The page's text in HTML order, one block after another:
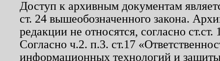
Доступ к архивным документам
ст. 24 вышеобозначенного закона.
редакции не относятся, согласно
Согласно ч.2. п.3. ст.17
информационных технологий и